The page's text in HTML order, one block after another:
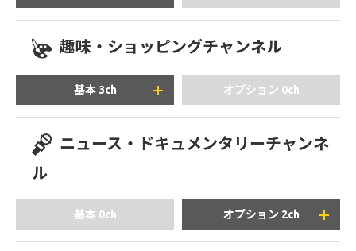
+2,750円/月(税込)
趣味・ショッピングチャンネル
基本 3ch オプション 0ch
※「ショップチャンネル」: 地デジ122chにて一部の番組を
ニュース・ドキュメンタリーチャンネ
ル
基本 0ch オプション 2ch